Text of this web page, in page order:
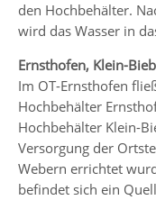
den Hochbehälter.
wird das Wasser in
Ernsthofen, Klein-
Im OT-Ernsthofen
Hochbehälter
Hochbehälter Klein-
Versorgung der
Webern errichtet
befindet sich ein